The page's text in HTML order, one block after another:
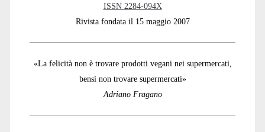
ISSN 2284-094X
Rivista fondata il 15 maggio 2007
«La felicità non è trovare prodotti vegani nei supermercati,
bensì non trovare supermercati»
Adriano Fragano